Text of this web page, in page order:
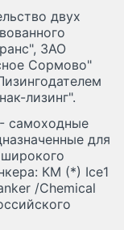
двух
ЗАО
Сормово"
лизинг".
самоходные
для
КМ (*) Ice1
/Chemical